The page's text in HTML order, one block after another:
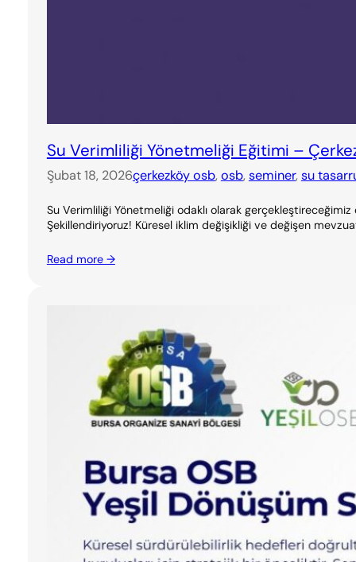
Su Verimliliği Yönetmeliği Eğitimi –
Şubat 18, 2026çerkezköy osb, osb, seminer, su
Su Verimliliği Yönetmeliği odaklı olarak
Şekillendiriyoruz! Küresel iklim değişikliği ve değişen
Read more →